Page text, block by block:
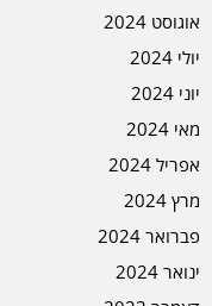
אוגוסט 2024
יולי 2024
יוני 2024
מאי 2024
אפריל 2024
מרץ 2024
פברואר 2024
ינואר 2024